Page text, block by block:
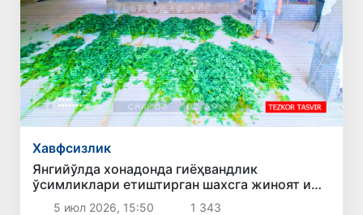
Хавфсизлик
Янгийўлда хонадонда гиёҳвандлик
ўсимликлари етиштирган шахсга жиноят иши
қўзғатилди
5 июл 2026, 15:50 1 343